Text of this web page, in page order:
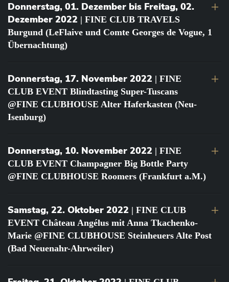
Donnerstag, 01. Dezember bis Freitag, 02.
Dezember 2022 | FINE CLUB TRAVELS
Burgund (LeFlaive und Comte Georges de Vogue, 1
Übernachtung)
Donnerstag, 17. November 2022 | FINE
CLUB EVENT Blindtasting Super-Tuscans
@FINE CLUBHOUSE Alter Haferkasten (Neu-
Isenburg)
Donnerstag, 10. November 2022 | FINE
CLUB EVENT Champagner Big Bottle Party
@FINE CLUBHOUSE Roomers (Frankfurt a.M.)
Samstag, 22. Oktober 2022 | FINE CLUB
EVENT Château Angélus mit Anna Tkachenko-
Marie @FINE CLUBHOUSE Steinheuers Alte Post
(Bad Neuenahr-Ahrweiler)